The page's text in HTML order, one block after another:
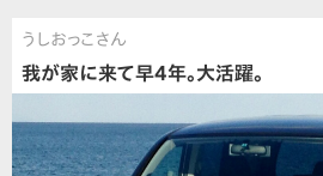
うしおっこさん
我が家に来て早4年。大活躍。